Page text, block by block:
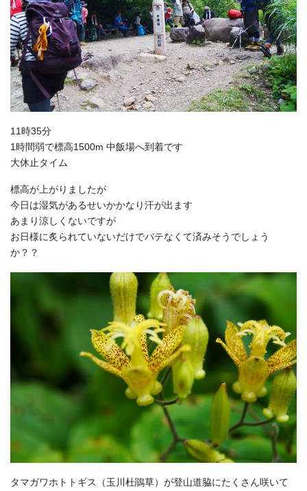
11時35分
1時間弱で標高1500m 中飯場へ到着です
大休止タイム
標高が上がりましたが
今日は湿気があるせいかかなり汗が出ます
あまり涼しくないですが
お日様に炙られていないだけでバテなくて済みそうでしょう
か？？
タマガワホトトギス （玉川杜鵑草） が登山道脇にたくさん咲いて